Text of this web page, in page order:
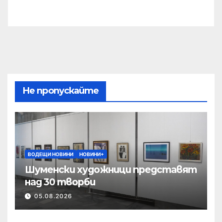
Не пропускайте
ВОДЕЩИ НОВИНИ НОВИНИ+
Шуменски художници представят
над 30 творби
05.08.2026